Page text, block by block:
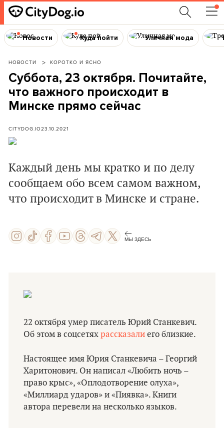
Новости Куда пойти Уличная мода
НОВОСТИ КОРОТКО И ЯСНО
Суббота, 23 октября. Почитайте,
что важного происходит в
Минске прямо сейчас
CITYDOG.IO23.10.2021
Каждый день мы кратко и по делу
сообщаем обо всем самом важном,
что происходит в Минске и стране.
МЫ ЗДЕСЬ
22 октября умер писатель Юрий Станкевич.
Об этом в соцсетях рассказали его близкие.
Настоящее имя Юрия Станкевича – Георгий
Харитонович. Он написал «Любить ночь –
право крыс», «Оплодотворение олуха»,
«Миллиард ударов» и «Пиявка». Книги
автора перевели на несколько языков.